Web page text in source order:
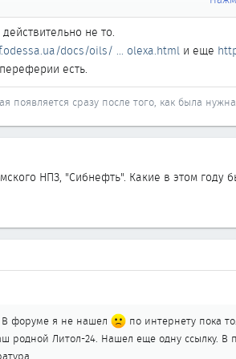
действительно не то.
docs/oils/ ... olexa.html и еще
есть.
появляется сразу после того, как была
НПЗ, "Сибнефть". Какие в этом году
В форуме я не нашел
по интернету пока
родной Литол-24. Нашел еще одну ссылку. В